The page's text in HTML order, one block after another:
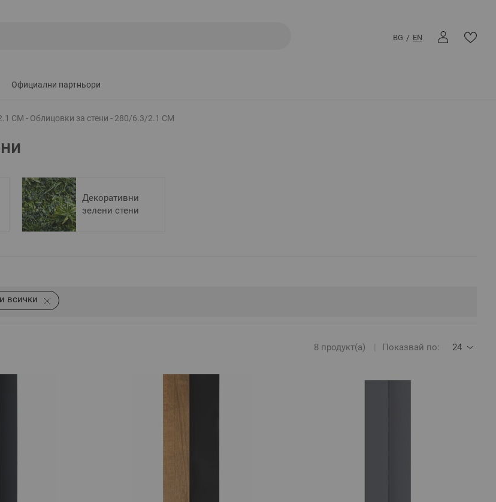
BG EN
Официални партньори
СМ - Облицовки за стени - 280/6.3/2.1 СМ
Декоративни
зелени стени
всички
Показвай по
8 продукт(а)